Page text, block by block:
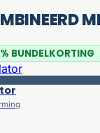
BUNDELKORTING